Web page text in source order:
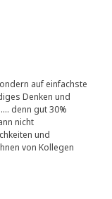
auf einfachste
Denken und
denn gut 30%
nicht
und
von Kollegen